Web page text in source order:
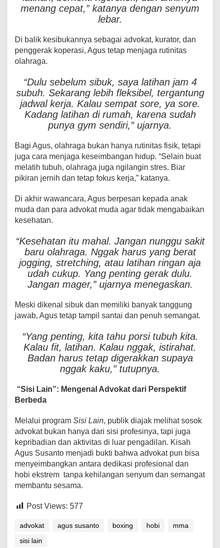
menang cepat,” katanya dengan senyum
lebar.
Di balik kesibukannya sebagai advokat, kurator, dan
penggerak koperasi, Agus tetap menjaga rutinitas
olahraga.
“Dulu sebelum sibuk, saya latihan jam 4
subuh. Sekarang lebih fleksibel, tergantung
jadwal kerja. Kalau sempat sore, ya sore.
Kadang latihan di rumah, karena sudah
punya gym sendiri,” ujarnya.
Bagi Agus, olahraga bukan hanya rutinitas fisik, tetapi
juga cara menjaga keseimbangan hidup. “Selain buat
melatih tubuh, olahraga juga ngilangin stres. Biar
pikiran jernih dan tetap fokus kerja,” katanya.
Di akhir wawancara, Agus berpesan kepada anak
muda dan para advokat muda agar tidak mengabaikan
kesehatan.
“Kesehatan itu mahal. Jangan nunggu sakit
baru olahraga. Nggak harus yang berat
jogging, stretching, atau latihan ringan aja
udah cukup. Yang penting gerak dulu.
Jangan mager,” ujarnya menegaskan.
Meski dikenal sibuk dan memiliki banyak tanggung
jawab, Agus tetap tampil santai dan penuh semangat.
“Yang penting, kita tahu porsi tubuh kita.
Kalau fit, latihan. Kalau nggak, istirahat.
Badan harus tetap digerakkan supaya
nggak kaku,” tutupnya.
“Sisi Lain”: Mengenal Advokat dari Perspektif
Berbeda
Melalui program Sisi Lain, publik diajak melihat sosok
advokat bukan hanya dari sisi profesinya, tapi juga
kepribadian dan aktivitas di luar pengadilan. Kisah
Agus Susanto menjadi bukti bahwa advokat pun bisa
menyeimbangkan antara dedikasi profesional dan
hobi ekstrem tanpa kehilangan senyum dan semangat
membantu sesama.
Post Views: 577
advokat agus susanto boxing hobi
mma
sisi lain